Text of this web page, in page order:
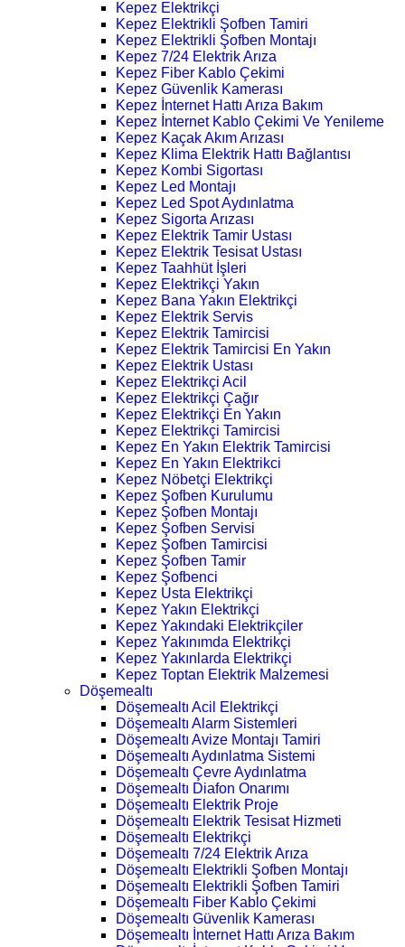
Kepez Elektrikçi
Kepez Elektrikli Şofben Tamiri
Kepez Elektrikli Şofben Montajı
Kepez 7/24 Elektrik Arıza
Kepez Fiber Kablo Çekimi
Kepez Güvenlik Kamerası
Kepez İnternet Hattı Arıza Bakım
Kepez İnternet Kablo Çekimi Ve Yenileme
Kepez Kaçak Akım Arızası
Kepez Klima Elektrik Hattı Bağlantısı
Kepez Kombi Sigortası
Kepez Led Montajı
Kepez Led Spot Aydınlatma
Kepez Sigorta Arızası
Kepez Elektrik Tamir Ustası
Kepez Elektrik Tesisat Ustası
Kepez Taahhüt İşleri
Kepez Elektrikçi Yakın
Kepez Bana Yakın Elektrikçi
Kepez Elektrik Servis
Kepez Elektrik Tamircisi
Kepez Elektrik Tamircisi En Yakın
Kepez Elektrik Ustası
Kepez Elektrikçi Acil
Kepez Elektrikçi Çağır
Kepez Elektrikçi En Yakın
Kepez Elektrikçi Tamircisi
Kepez En Yakın Elektrik Tamircisi
Kepez En Yakın Elektrikci
Kepez Nöbetçi Elektrikçi
Kepez Şofben Kurulumu
Kepez Şofben Montajı
Kepez Şofben Servisi
Kepez Şofben Tamircisi
Kepez Şofben Tamir
Kepez Şofbenci
Kepez Usta Elektrikçi
Kepez Yakın Elektrikçi
Kepez Yakındaki Elektrikçiler
Kepez Yakınımda Elektrikçi
Kepez Yakınlarda Elektrikçi
Kepez Toptan Elektrik Malzemesi
Döşemealtı
Döşemealtı Acil Elektrikçi
Döşemealtı Alarm Sistemleri
Döşemealtı Avize Montajı Tamiri
Döşemealtı Aydınlatma Sistemi
Döşemealtı Çevre Aydınlatma
Döşemealtı Diafon Onarımı
Döşemealtı Elektrik Proje
Döşemealtı Elektrik Tesisat Hizmeti
Döşemealtı Elektrikçi
Döşemealtı 7/24 Elektrik Arıza
Döşemealtı Elektrikli Şofben Montajı
Döşemealtı Elektrikli Şofben Tamiri
Döşemealtı Fiber Kablo Çekimi
Döşemealtı Güvenlik Kamerası
Döşemealtı İnternet Hattı Arıza Bakım